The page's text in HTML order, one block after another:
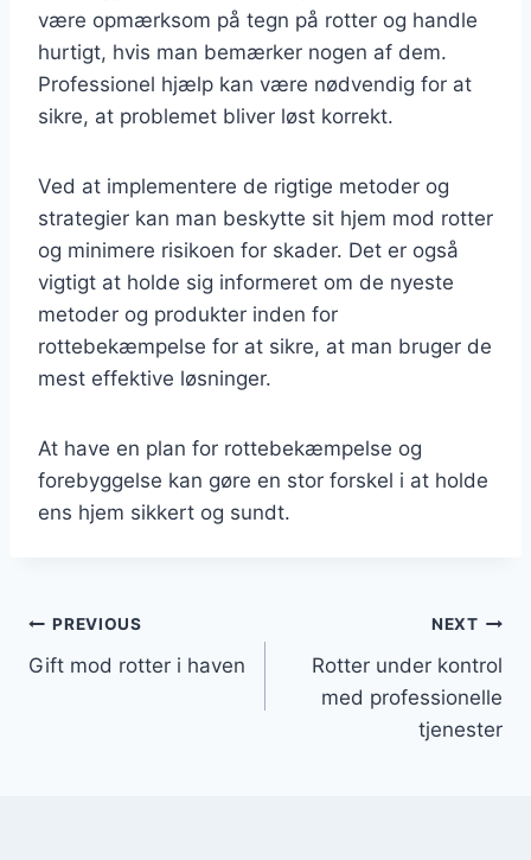
være opmærksom på tegn på rotter og handle
hurtigt, hvis man bemærker nogen af dem.
Professionel hjælp kan være nødvendig for at
sikre, at problemet bliver løst korrekt.
Ved at implementere de rigtige metoder og
strategier kan man beskytte sit hjem mod rotter
og minimere risikoen for skader. Det er også
vigtigt at holde sig informeret om de nyeste
metoder og produkter inden for
rottebekæmpelse for at sikre, at man bruger de
mest effektive løsninger.
At have en plan for rottebekæmpelse og
forebyggelse kan gøre en stor forskel i at holde
ens hjem sikkert og sundt.
Indlægsnavigation
PREVIOUS
Gift mod rotter i haven
NEXT
Rotter under kontrol
med professionelle
tjenester